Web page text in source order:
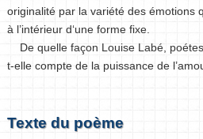
originalité par la variété des émotions
à l’intérieur d‘une forme fixe.
De quelle façon Louise Labé,
t-elle compte de la puissance de
Texte du poème